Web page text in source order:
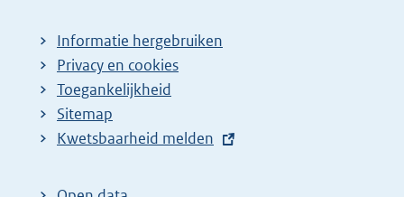
Informatie hergebruiken
Privacy en cookies
Toegankelijkheid
Sitemap
E
t
Kwetsbaarheid melden